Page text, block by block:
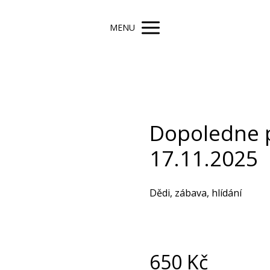
MENU
Dopoledne
17.11.2025
Dědi, zábava, hlídání
650 Kč